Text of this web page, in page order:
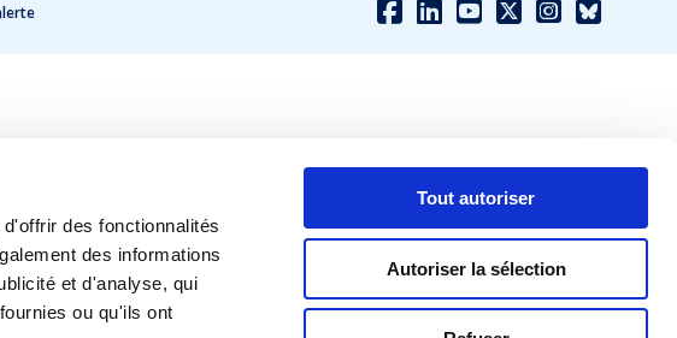
des fonctionnalités
des informations
et d'analyse, qui
ou qu'ils ont
Tout autoriser
Autoriser la sélection